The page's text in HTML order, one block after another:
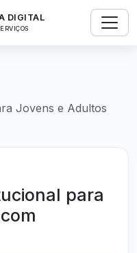
DIGITAL
Jovens e Adultos
para